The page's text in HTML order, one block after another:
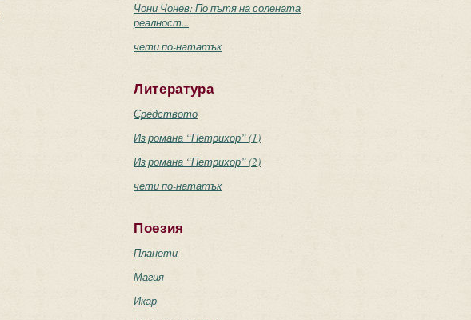
Чони Чонев: По пътя на солената
реалност...
чети по-нататък
Литература
Средството
Из романа “Петрихор” (1)
Из романа “Петрихор” (2)
чети по-нататък
Поезия
Планети
Магия
Икар